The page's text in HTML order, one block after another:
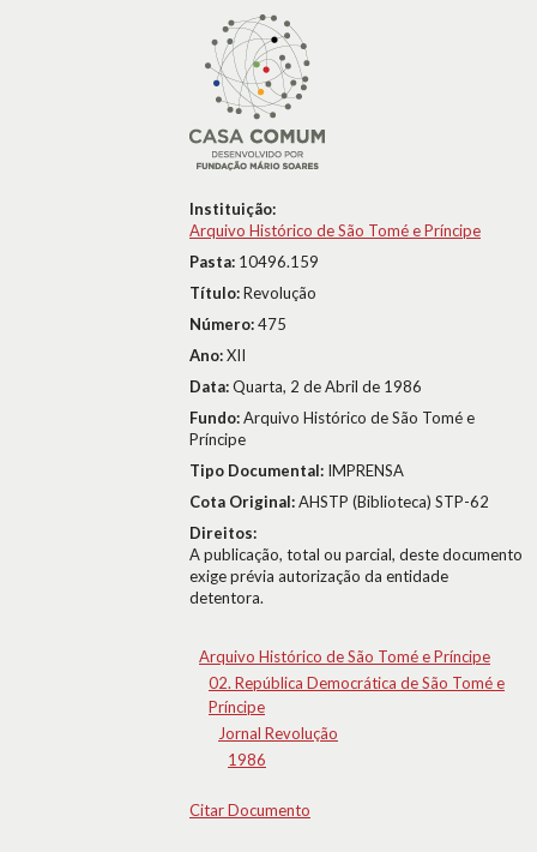
Instituição:
Arquivo Histórico de São Tomé e Príncipe
Pasta: 10496.159
Título:Revolução
Número:475
Ano:XII
Data:Quarta, 2 de Abril de 1986
Fundo:Arquivo Histórico de São Tomé e
Príncipe
Tipo Documental: IMPRENSA
Cota Original:AHSTP (Biblioteca) STP-62
Direitos:
A publicação, total ou parcial, deste documento
exige prévia autorização da entidade
detentora.
Arquivo Histórico de São Tomé e Príncipe
02. República Democrática de São Tomé e
Príncipe
Jornal Revolução
1986
Citar Documento